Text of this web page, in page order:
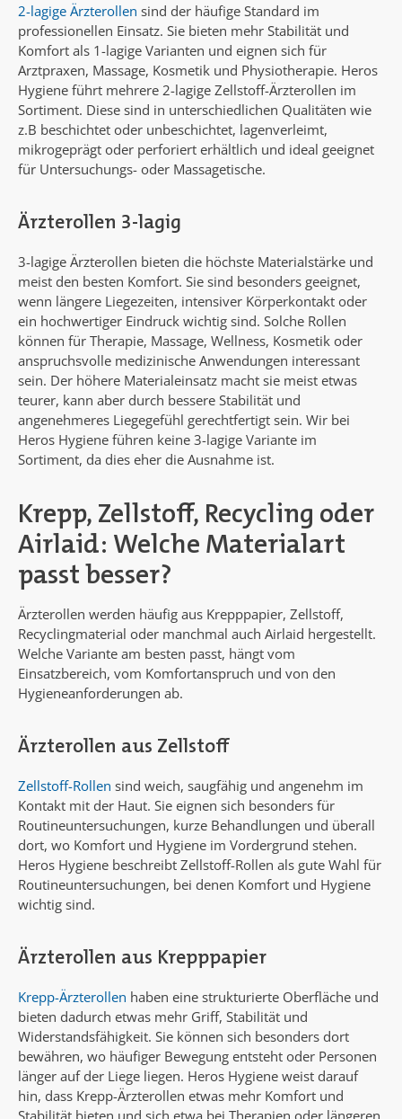
2-lagige Ärzterollen sind der häufige Standard im
professionellen Einsatz. Sie bieten mehr Stabilität und
Komfort als 1-lagige Varianten und eignen sich für
Arztpraxen, Massage, Kosmetik und Physiotherapie. Heros
Hygiene führt mehrere 2-lagige Zellstoff-Ärzterollen im
Sortiment. Diese sind in unterschiedlichen Qualitäten wie
z.B beschichtet oder unbeschichtet, lagenverleimt,
mikrogeprägt oder perforiert erhältlich und ideal geeignet
für Untersuchungs- oder Massagetische.
Ärzterollen 3-lagig
3-lagige Ärzterollen bieten die höchste Materialstärke und
meist den besten Komfort. Sie sind besonders geeignet,
wenn längere Liegezeiten, intensiver Körperkontakt oder
ein hochwertiger Eindruck wichtig sind. Solche Rollen
können für Therapie, Massage, Wellness, Kosmetik oder
anspruchsvolle medizinische Anwendungen interessant
sein. Der höhere Materialeinsatz macht sie meist etwas
teurer, kann aber durch bessere Stabilität und
angenehmeres Liegegefühl gerechtfertigt sein. Wir bei
Heros Hygiene führen keine 3-lagige Variante im
Sortiment, da dies eher die Ausnahme ist.
Krepp, Zellstoff, Recycling oder
Airlaid: Welche Materialart
passt besser?
Ärzterollen werden häufig aus Krepppapier, Zellstoff,
Recyclingmaterial oder manchmal auch Airlaid hergestellt.
Welche Variante am besten passt, hängt vom
Einsatzbereich, vom Komfortanspruch und von den
Hygieneanforderungen ab.
Ärzterollen aus Zellstoff
Zellstoff-Rollen sind weich, saugfähig und angenehm im
Kontakt mit der Haut. Sie eignen sich besonders für
Routineuntersuchungen, kurze Behandlungen und überall
dort, wo Komfort und Hygiene im Vordergrund stehen.
Heros Hygiene beschreibt Zellstoff-Rollen als gute Wahl für
Routineuntersuchungen, bei denen Komfort und Hygiene
wichtig sind.
Ärzterollen aus Krepppapier
Krepp-Ärzterollen haben eine strukturierte Oberfläche und
bieten dadurch etwas mehr Griff, Stabilität und
Widerstandsfähigkeit. Sie können sich besonders dort
bewähren, wo häufiger Bewegung entsteht oder Personen
länger auf der Liege liegen. Heros Hygiene weist darauf
hin, dass Krepp-Ärzterollen etwas mehr Komfort und
Stabilität bieten und sich etwa bei Therapien oder längeren